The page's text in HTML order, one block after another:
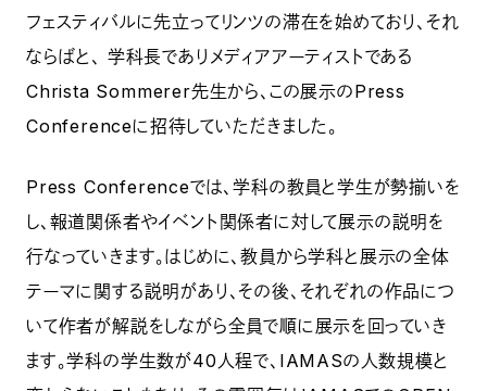
フェスティバルに先立ってリンツの滞在を始めており、それ
ならばと、 学科長でありメディアアーティストである
Christa Sommerer先生から、この展示のPress
Conferenceに招待していただきました。
Press Conferenceでは、学科の教員と学生が勢揃いを
し、報道関係者やイベント関係者に対して展示の説明を
行なっていきます。はじめに、教員から学科と展示の全体
テーマに関する説明があり、その後、それぞれの作品につ
いて作者が解説をしながら全員で順に展示を回っていき
ます。学科の学生数が40人程で、IAMASの人数規模と